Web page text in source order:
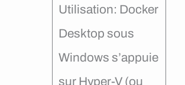
Utilisation: Docker
Desktop sous
Windows s’appuie
sur Hyper-V (ou